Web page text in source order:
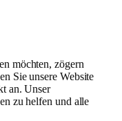
möchten, zögern
Sie unsere Website
an. Unser
zu helfen und alle